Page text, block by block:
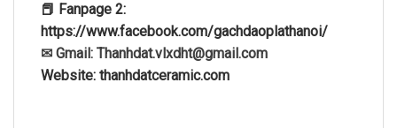
📕 Fanpage 2:
https://www.facebook.com/gachdaoplathanoi/
✉ Gmail: Thanhdat.vlxdht@gmail.com
Website: thanhdatceramic.com